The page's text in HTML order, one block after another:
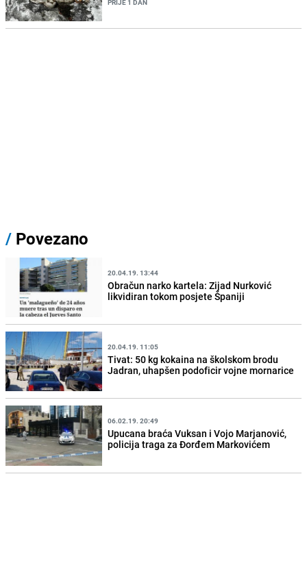
PRIJE 1 DAN
/ Povezano
20.04.19. 13:44
Obračun narko kartela: Zijad Nurković
likvidiran tokom posjete Španiji
20.04.19. 11:05
Tivat: 50 kg kokaina na školskom brodu
Jadran, uhapšen podoficir vojne mornarice
06.02.19. 20:49
Upucana braća Vuksan i Vojo Marjanović,
policija traga za Đorđem Markovićem